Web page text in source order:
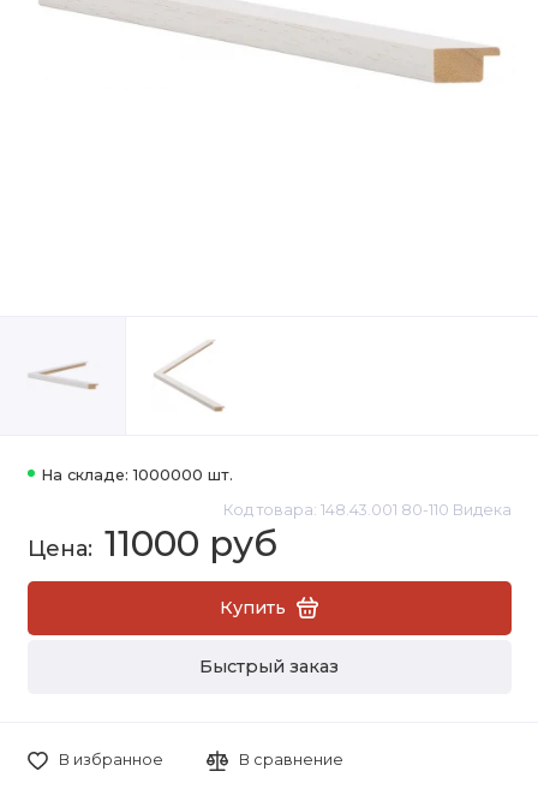
На складе: 1000000 шт.
Код товара: 148.43.001 80-110 Видека
11000 руб
Купить
Быстрый заказ
В избранное В сравнение